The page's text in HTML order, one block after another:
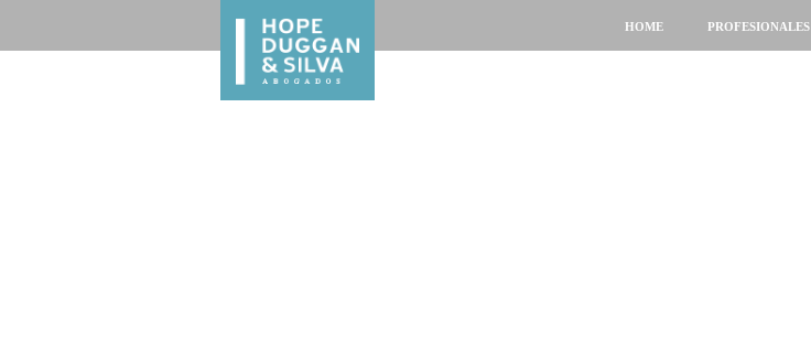
HOME PROFESIONALES